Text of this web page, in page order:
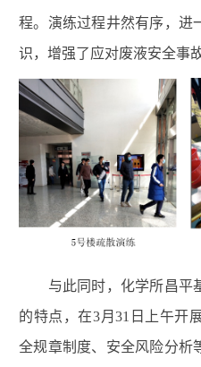
程。演练过程井然有序，进
识，增强了应对废液安全事
与此同时，化学所昌平
的特点，在3月31 日上午开
全规章制度、安全风险分析